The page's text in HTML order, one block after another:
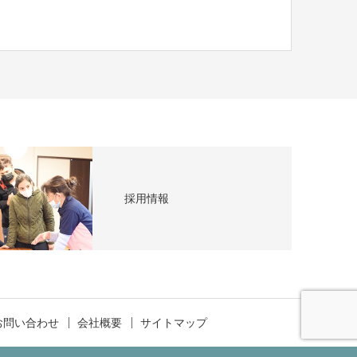
採用情報
問い合わせ 会社概要 サイトマップ